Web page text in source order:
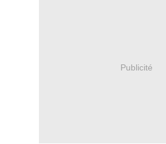
Publicité